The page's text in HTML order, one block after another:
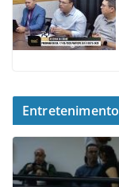
Entretenimento